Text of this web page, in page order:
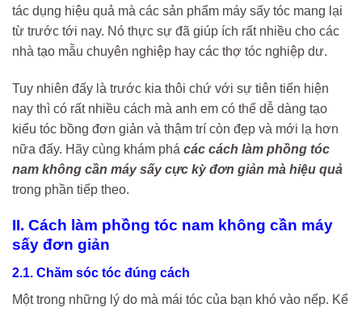
tác dụng hiệu quả mà các sản phẩm máy sấy tóc mang lại
từ trước tới nay. Nó thực sự đã giúp ích rất nhiều cho các
nhà tạo mẫu chuyên nghiệp hay các thợ tóc nghiệp dư.
Tuy nhiên đấy là trước kia thôi chứ với sự tiên tiến hiện
nay thì có rất nhiều cách mà anh em có thể dễ dàng tạo
kiểu tóc bồng đơn giản và thậm trí còn đẹp và mới lạ hơn
nữa đấy. Hãy cùng khám phá các cách làm phồng tóc
nam không cần máy sấy cực kỳ đơn giản mà hiệu quả
trong phần tiếp theo.
II. Cách làm phồng tóc nam không cần máy
sấy đơn giản
2.1. Chăm sóc tóc đúng cách
Một trong những lý do mà mái tóc của bạn khó vào nếp. Kể